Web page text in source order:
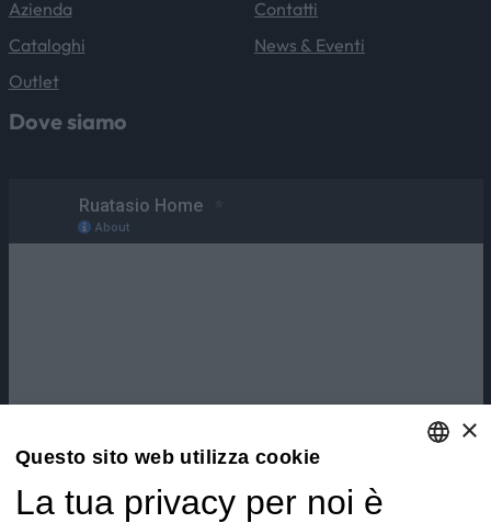
Azienda
Cataloghi
Outlet
Contatti
News & Eventi
Dove siamo
×
Questo sito web utilizza cookie
La tua privacy per noi è